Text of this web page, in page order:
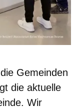
Gemeinden
die aktuelle
Wir